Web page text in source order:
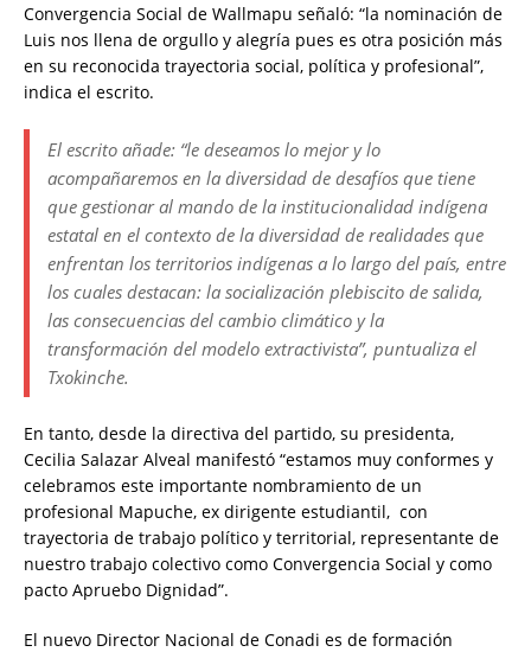
Convergencia Social de Wallmapu señaló: “la nominación de
Luis nos llena de orgullo y alegría pues es otra posición más
en su reconocida trayectoria social, política y profesional”,
indica el escrito.
El escrito añade: “le deseamos lo mejor y lo
acompañaremos en la diversidad de desafíos que tiene
que gestionar al mando de la institucionalidad indígena
estatal en el contexto de la diversidad de realidades que
enfrentan los territorios indígenas a lo largo del país, entre
los cuales destacan: la socialización plebiscito de salida,
las consecuencias del cambio climático y la
transformación del modelo extractivista”, puntualiza el
Txokinche.
En tanto, desde la directiva del partido, su presidenta,
Cecilia Salazar Alveal manifestó “estamos muy conformes y
celebramos este importante nombramiento de un
profesional Mapuche, ex dirigente estudiantil, con
trayectoria de trabajo político y territorial, representante de
nuestro trabajo colectivo como Convergencia Social y como
pacto Apruebo Dignidad”.
El nuevo Director Nacional de Conadi es de formación